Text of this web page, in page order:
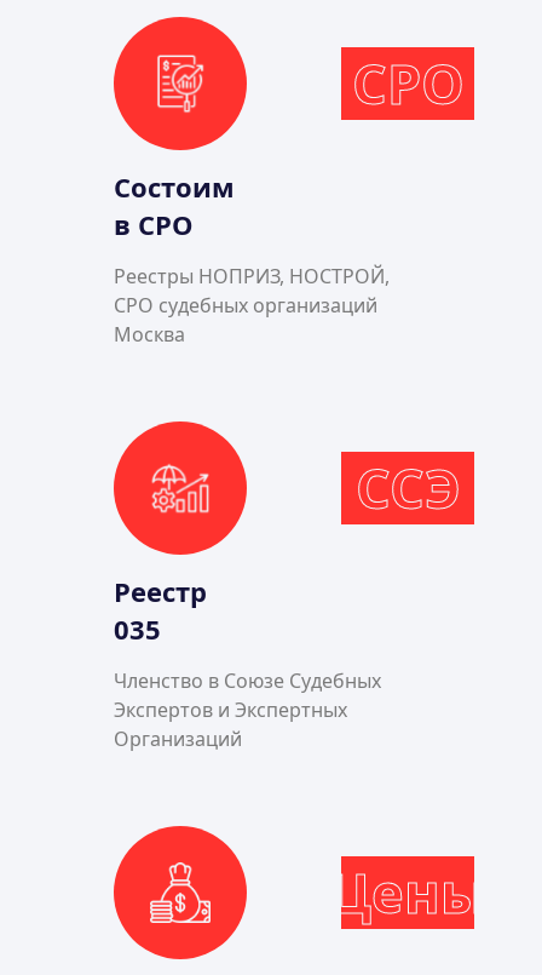
СРО
Состоим
в СРО
Реестры НОПРИЗ, НОСТРОЙ,
СРО судебных организаций
Москва
ССЭ
Реестр
035
Членство в Союзе Судебных
Экспертов и Экспертных
Организаций
Цены